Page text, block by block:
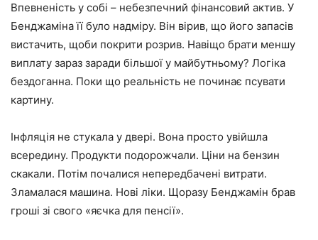
Впевненість у собі – небезпечний фінансовий актив. У
Бенджаміна її було надміру. Він вірив, що його запасів
вистачить, щоби покрити розрив. Навіщо брати меншу
виплату зараз заради більшої у майбутньому? Логіка
бездоганна. Поки що реальність не починає псувати
картину.
Інфляція не стукала у двері. Вона просто увійшла
всередину. Продукти подорожчали. Ціни на бензин
скакали. Потім почалися непередбачені витрати.
Зламалася машина. Нові ліки. Щоразу Бенджамін брав
гроші зі свого «яєчка для пенсії».